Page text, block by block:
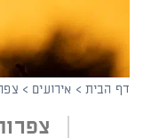
הָאֲתָר.
דף הבית > אירועים >